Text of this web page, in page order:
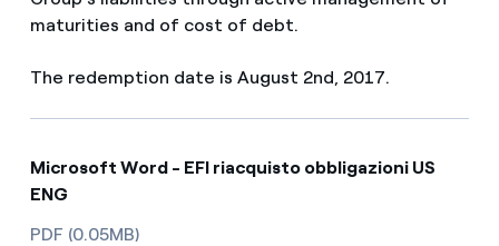
maturities and of cost of debt.
The redemption date is August 2nd, 2017.
Microsoft Word - EFI riacquisto obbligazioni US
ENG
PDF (0.05MB)